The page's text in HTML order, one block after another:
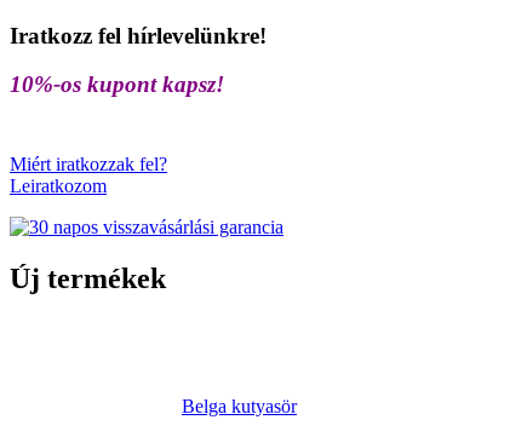
Iratkozz fel hírlevelünkre!
10%-os kupont kapsz!
Miért iratkozzak fel?
Leiratkozom
Új termékek
Belga kutyasör